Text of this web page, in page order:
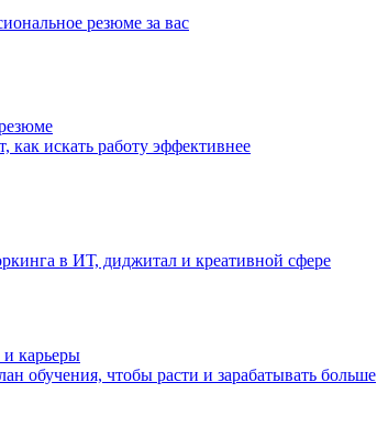
резюме за вас
как искать работу эффективнее
в ИТ, диджитал и креативной сфере
и карьеры
обучения, чтобы расти и зарабатывать больше